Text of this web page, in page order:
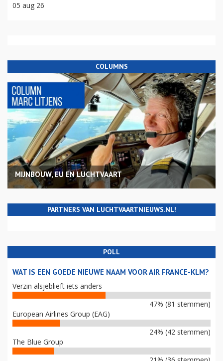
05 aug 26
COLUMNS
MIJNBOUW, EU EN LUCHTVAART
PARTNERS VAN LUCHTVAARTNIEUWS.NL!
POLL
WAT IS EEN GOEDE NIEUWE NAAM VOOR AIR FRANCE-KLM?
Verzin alsjeblieft iets anders
47% (81 stemmen)
European Airlines Group (EAG)
24% (42 stemmen)
The Blue Group